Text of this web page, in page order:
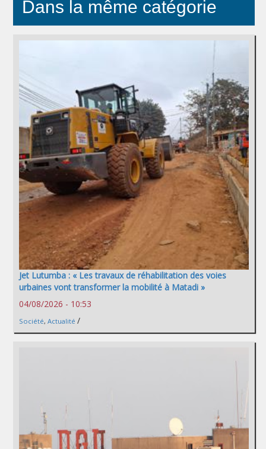
Dans la même catégorie
Jet Lutumba : « Les travaux de réhabilitation des voies
urbaines vont transformer la mobilité à Matadi »
04/08/2026 - 10:53
Société, Actualité /